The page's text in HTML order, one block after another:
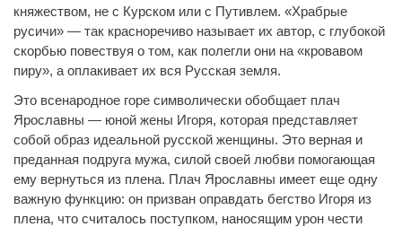
княжеством, не с Курском или с Путивлем. «Храбрые
русичи» — так красноречиво называет их автор, с глубокой
скорбью повествуя о том, как полегли они на «кровавом
пиру», а оплакивает их вся Русская земля.
Это всенародное горе символически обобщает плач
Ярославны — юной жены Игоря, которая представляет
собой образ идеальной русской женщины. Это верная и
преданная подруга мужа, силой своей любви помогающая
ему вернуться из плена. Плач Ярославны имеет еще одну
важную функцию: он призван оправдать бегство Игоря из
плена, что считалось поступком, наносящим урон чести